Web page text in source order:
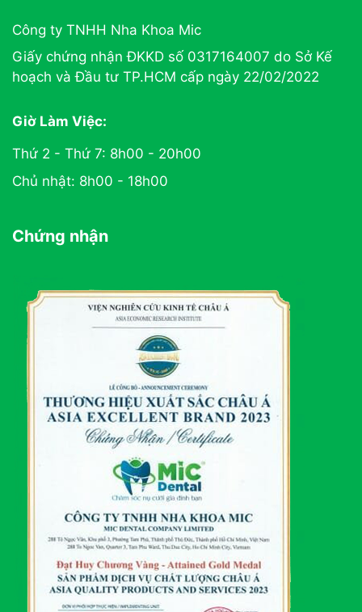
Công ty TNHH Nha Khoa Mic
Giấy chứng nhận ĐKKD số 0317164007 do Sở Kế
hoạch và Đầu tư TP.HCM cấp ngày 22/02/2022
Giờ Làm Việc:
Thứ 2 - Thứ 7: 8h00 - 20h00
Chủ nhật: 8h00 - 18h00
Chứng nhận